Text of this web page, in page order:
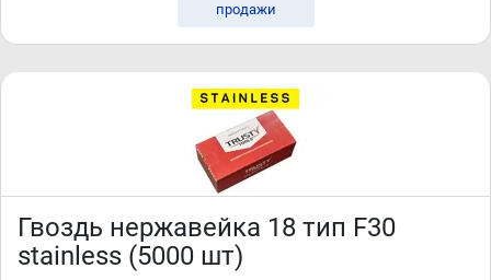
продажи
Гвоздь нержавейка 18 тип F30
stainless (5000 шт)